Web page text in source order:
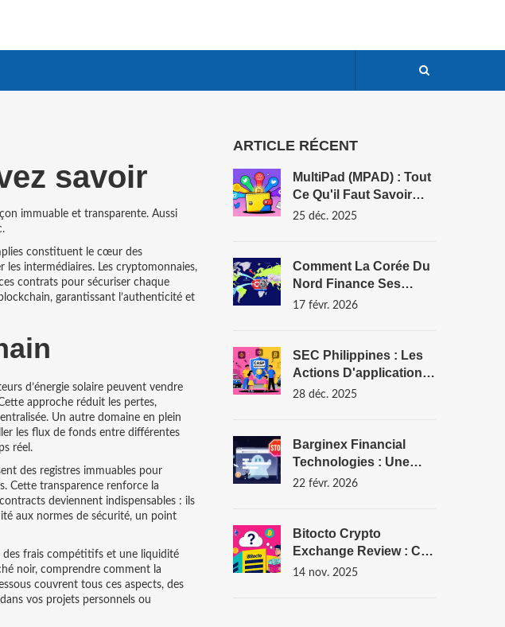
savoir
immuable et transparente. Aussi
constituent le cœur des
les intermédiaires. Les cryptomonnaies,
contrats pour sécuriser chaque
garantissant l’authenticité et
d’énergie solaire peuvent vendre
approche réduit les pertes,
Un autre domaine en plein
les flux de fonds entre différentes
réel.
des registres immuables pour
Cette transparence renforce la
deviennent indispensables : ils
aux normes de sécurité, un point
des frais compétitifs et une liquidité
noir, comprendre comment la
couvrent tous ces aspects, des
vos projets personnels ou
ARTICLE RÉCENT
MultiPad (MPAD) : Tout
Ce Qu'il Faut Savoir
Sur L'airdrop CMC
25 déc. 2025
Comment La Corée Du
Nord Finance Ses
Armes De Destruction
Volées
17 févr. 2026
SEC Philippines : Les
Actions D'application
De La Loi Sur Les
28 déc. 2025
Barginex Financial
Technologies : Une
Plateforme De Crypto À
22 févr. 2026
Bitocto Crypto
Exchange Review : Ce
Qu'il Faut Savoir Avant
14 nov. 2025